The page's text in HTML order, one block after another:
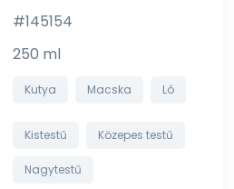
#145154
250 ml
Kutya Macska Ló
Kistestű Közepes testű
Nagytestű